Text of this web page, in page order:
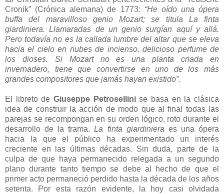
Cronik” (Crónica alemana) de 1773: “He oído una ópera
buffa del maravilloso genio Mozart; se titula La finta
giardiniera. Llamaradas de un genio surgían aquí y allá.
Pero todavía no es la callada lumbre del altar que se eleva
hacia el cielo en nubes de incienso, delicioso perfume de
los dioses. Si Mozart no es una planta criada en
invernadero, tiene que convertirse en uno de los más
grandes compositores que jamás hayan existido”.
El libreto de Giuseppe Petrosellinise basa en la clásica
idea de construir la acción de modo que al final todas las
parejas se recompongan en su orden lógico, roto durante el
desarrollo de la trama.La finta giardiniera es una ópera
hacia la que el público ha experimentado un interés
creciente en las últimas décadas. Sin duda, parte de la
culpa de que haya permanecido relegada a un segundo
plano durante tanto tiempo se debe al hecho de que el
primer acto permaneció perdido hasta la década de los años
setenta. Por esta razón evidente, la hoy casi olvidada